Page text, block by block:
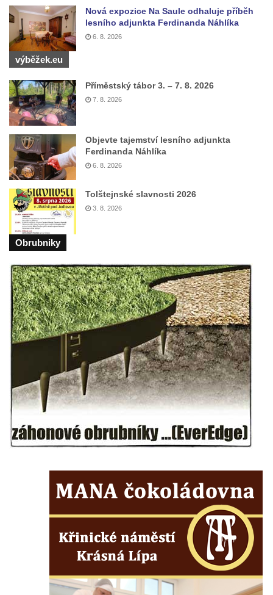
Nová expozice Na Saule odhaluje příběh
lesního adjunkta Ferdinanda Náhlíka
6. 8. 2026
výběžek.eu
Příměstský tábor 3. – 7. 8. 2026
7. 8. 2026
Objevte tajemství lesního adjunkta
Ferdinanda Náhlíka
6. 8. 2026
Tolštejnské slavnosti 2026
3. 8. 2026
Obrubniky